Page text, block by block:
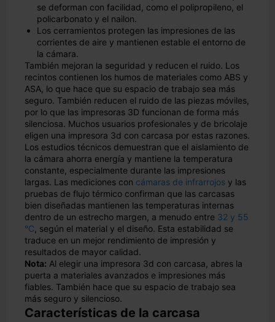
se deforman con facilidad, como el polipropileno, el
policarbonato y el nailon.
Los cerramientos protegen las impresiones de las
corrientes de aire y mantienen estable el entorno de
la cámara.
También mejoran la seguridad y reducen el ruido. Los
recintos contienen los humos de materiales como ABS y
ASA, lo que hace que su espacio de trabajo sea más
seguro. También reducen el ruido de las piezas móviles,
por lo que las impresoras 3D funcionan de forma más
silenciosa. Muchos usuarios profesionales y de bricolaje
eligen una impresora 3d con carcasa por estas razones.
Los estudios técnicos demuestran que el aislamiento de
la cámara ahorra energía y mantiene la temperatura
constante, especialmente durante las impresiones
largas. Las mediciones con cámaras de infrarrojos y las
pruebas de flujo térmico confirman que las carcasas
bien diseñadas mantienen las temperaturas internas
dentro de un estrecho margen, a menudo entre 32 y 55
°C , según el material y el diseño. Esta estabilidad se
traduce en un mejor rendimiento de impresión y
resultados de mayor calidad.
Nota: Al elegir una impresora 3d con carcasa, abres la
puerta a materiales avanzados e impresiones más
fiables. También hace que su espacio de trabajo sea
más seguro y silencioso.
Características de la carcasa